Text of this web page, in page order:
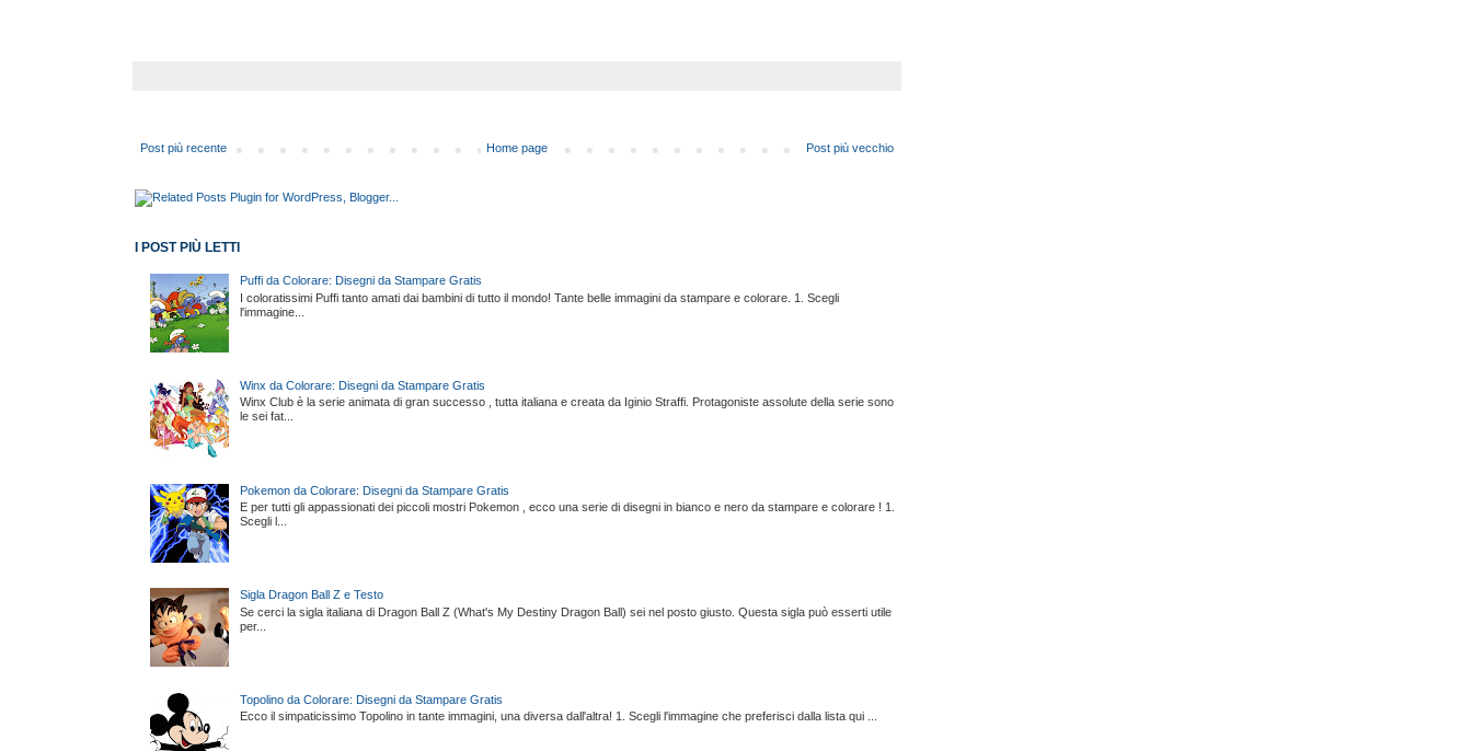
Post più recente Post più vecchio
Home page
I POST PIÙ LETTI
Puffi da Colorare: Disegni da Stampare Gratis
I coloratissimi Puffi tanto amati dai bambini di tutto il mondo! Tante belle immagini da stampare e colorare. 1. Scegli
l'immagine...
Winx da Colorare: Disegni da Stampare Gratis
Winx Club è la serie animata di gran successo , tutta italiana e creata da Iginio Straffi. Protagoniste assolute della serie sono
le sei fat...
Pokemon da Colorare: Disegni da Stampare Gratis
E per tutti gli appassionati dei piccoli mostri Pokemon , ecco una serie di disegni in bianco e nero da stampare e colorare ! 1.
Scegli l...
Sigla Dragon Ball Z e Testo
Se cerci la sigla italiana di Dragon Ball Z (What's My Destiny Dragon Ball) sei nel posto giusto. Questa sigla può esserti utile
per...
Topolino da Colorare: Disegni da Stampare Gratis
Ecco il simpaticissimo Topolino in tante immagini, una diversa dall'altra! 1. Scegli l'immagine che preferisci dalla lista qui ...